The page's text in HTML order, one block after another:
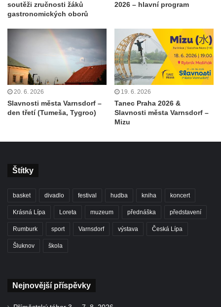
soutěži zručnosti žáků
gastronomických oborů
2026 – hlavní program
20. 6. 2026
Slavnosti města Varnsdorf –
den třetí (Tumeša, Tygroo)
19. 6. 2026
Tanec Praha 2026 &
Slavnosti města Varnsdorf –
Mizu
Štítky
basket divadlo festival hudba kniha koncert
Krásná Lípa Loreta muzeum přednáška představení
Rumburk sport Varnsdorf výstava Česká Lípa
Šluknov škola
Nejnovější příspěvky